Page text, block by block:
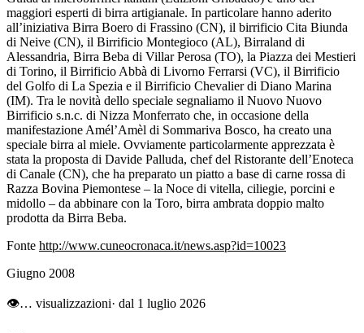
maggiori esperti di birra artigianale. In particolare hanno aderito
all’iniziativa Birra Boero di Frassino (CN), il birrificio Cita Biunda
di Neive (CN), il Birrificio Montegioco (AL), Birraland di
Alessandria, Birra Beba di Villar Perosa (TO), la Piazza dei Mestieri
di Torino, il Birrificio Abbà di Livorno Ferrarsi (VC), il Birrificio
del Golfo di La Spezia e il Birrificio Chevalier di Diano Marina
(IM). Tra le novità dello speciale segnaliamo il Nuovo Nuovo
Birrificio s.n.c. di Nizza Monferrato che, in occasione della
manifestazione Amél’Amèl di Sommariva Bosco, ha creato una
speciale birra al miele. Ovviamente particolarmente apprezzata è
stata la proposta di Davide Palluda, chef del Ristorante dell’Enoteca
di Canale (CN), che ha preparato un piatto a base di carne rossa di
Razza Bovina Piemontese – la Noce di vitella, ciliegie, porcini e
midollo – da abbinare con la Toro, birra ambrata doppio malto
prodotta da Birra Beba.
Fonte http://www.cuneocronaca.it/news.asp?id=10023
Giugno 2008
👁… visualizzazioni· dal 1 luglio 2026